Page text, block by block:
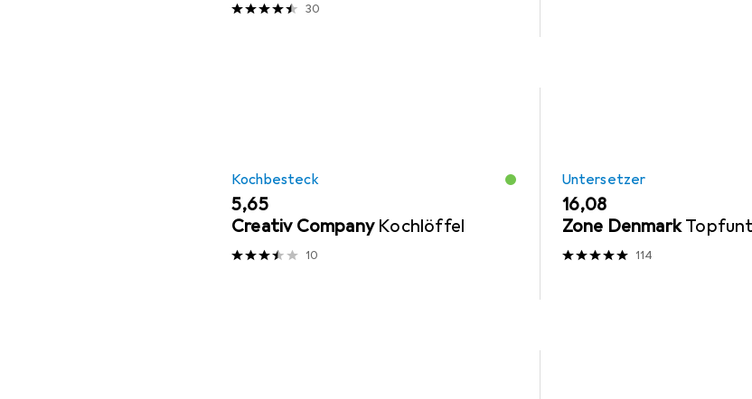
30
Kochbesteck
EUR
5,65
Creativ Company Kochlöffel
10
Untersetzer
EUR
16,08
Zone Denmark
114